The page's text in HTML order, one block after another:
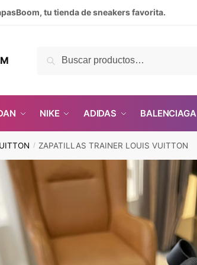
tu tienda de sneakers favorita.
Buscar
por:
Buscar
NIKE ADIDAS BALENCIAGA
/ ZAPATILLAS TRAINER LOUIS VUITTON